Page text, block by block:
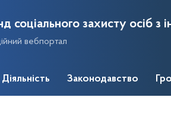
соціального захисту осіб з
вебпортал
Діяльність Законодавство